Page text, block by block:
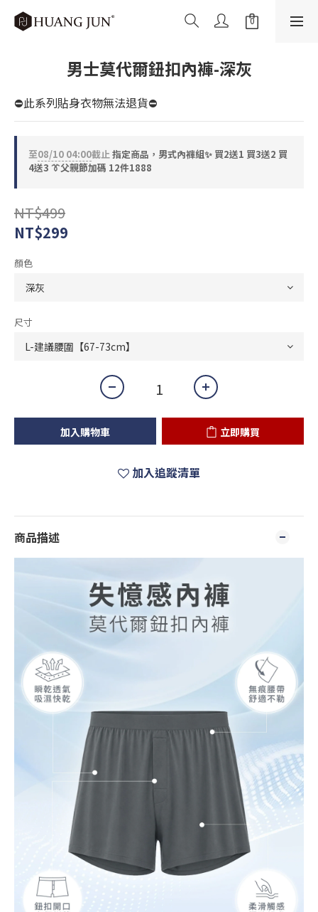
男士莫代爾鈕扣內褲-深灰
⛔此系列貼身衣物無法退貨⛔
至08/10 04:00截止指定商品，男式內褲組✨ 買2送1 買3送2 買
4送3 👔父親節加碼 12件1888
NT$499
NT$299
顏色
尺寸
加入購物車 立即購買
加入追蹤清單
商品描述